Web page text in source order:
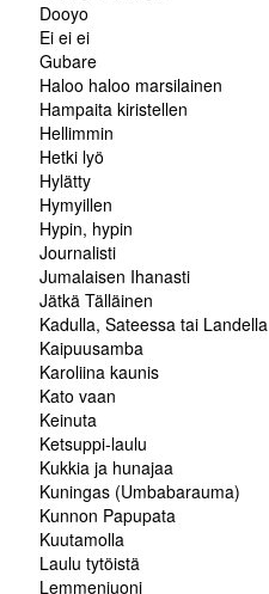
Dooyo
Ei ei ei
Gubare
Haloo haloo marsilainen
Hampaita kiristellen
Hellimmin
Hetki lyö
Hylätty
Hymyillen
Hypin, hypin
Journalisti
Jumalaisen Ihanasti
Jätkä Tälläinen
Kadulla, Sateessa tai Landella
Kaipuusamba
Karoliina kaunis
Kato vaan
Keinuta
Ketsuppi-laulu
Kukkia ja hunajaa
Kuningas (Umbabarauma)
Kunnon Papupata
Kuutamolla
Laulu tytöistä
Lemmenjuoni